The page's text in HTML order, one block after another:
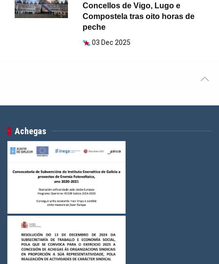
Concellos de Vigo, Lugo e
Compostela tras oito horas de
peche
03 Dec 2025
Achegas